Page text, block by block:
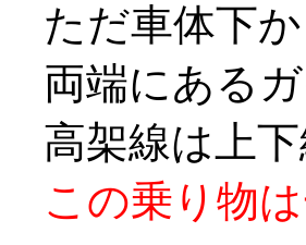
ただ車体下
両端にある
高架線は上
この乗り物